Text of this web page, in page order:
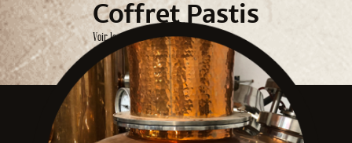
Coffret Pastis
Voir le produit